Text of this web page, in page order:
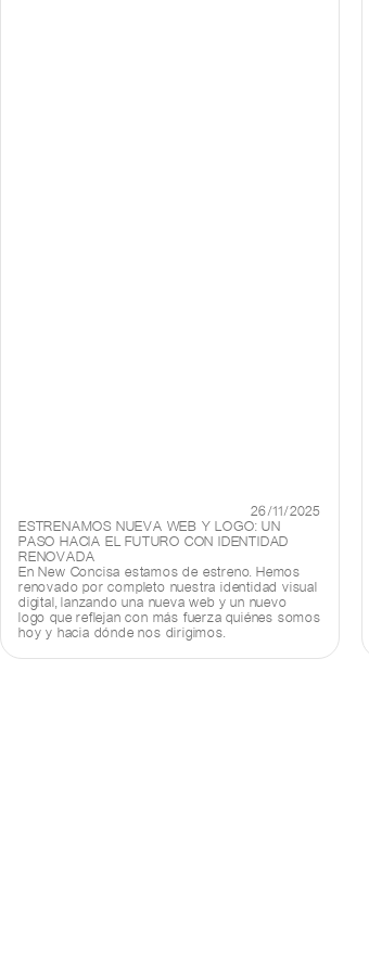
26/11/2025
ESTRENAMOS NUEVA WEB Y LOGO: UN
PASO HACIA EL FUTURO CON IDENTIDAD
RENOVADA
En New Concisa estamos de estreno. Hemos
renovado por completo nuestra identidad visual
digital, lanzando una nueva web y un nuevo
logo que reflejan con más fuerza quiénes somos
hoy y hacia dónde nos dirigimos.